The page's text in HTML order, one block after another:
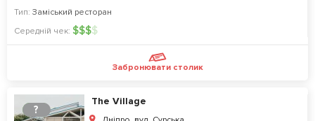
Тип: Заміський ресторан
Середній чек: $$$$
Забронювати столик
?
The Village